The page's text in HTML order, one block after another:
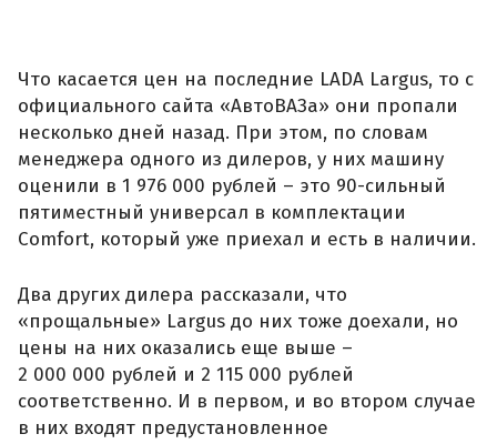
Что касается цен на последние LADA Largus, то с
официального сайта «АвтоВАЗа» они пропали
несколько дней назад. При этом, по словам
менеджера одного из дилеров, у них машину
оценили в 1 976 000 рублей – это 90-сильный
пятиместный универсал в комплектации
Comfort, который уже приехал и есть в наличии.
Два других дилера рассказали, что
«прощальные» Largus до них тоже доехали, но
цены на них оказались еще выше –
2 000 000 рублей и 2 115 000 рублей
соответственно. И в первом, и во втором случае
в них входят предустановленное